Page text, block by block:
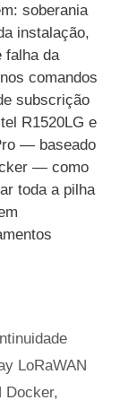
soberania
instalação,
falha da
comandos
subscrição
R1520LG e
— baseado
— como
toda a pilha
LoRaWAN
Docker,